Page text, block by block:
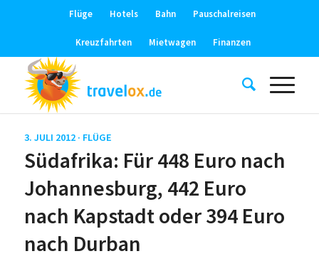
Flüge Hotels Bahn Pauschalreisen
Kreuzfahrten Mietwagen Finanzen
3. JULI 2012 · FLÜGE
Südafrika: Für 448 Euro nach
Johannesburg, 442 Euro
nach Kapstadt oder 394 Euro
nach Durban